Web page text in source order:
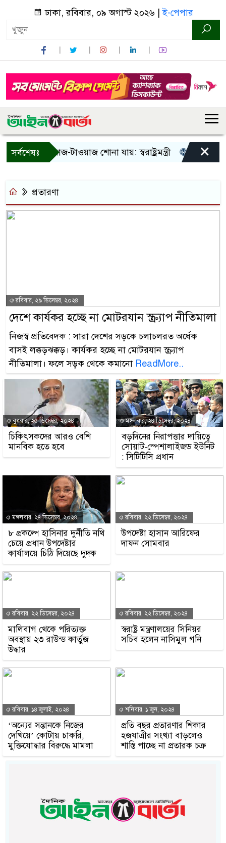
ঢাকা, রবিবার, ০৯ অগাস্ট ২০২৬ |ই-পেপার
সর্বশেষঃ
শুধু আওয়াজ-টাওয়াজ শোনা যায়: স্বরাষ্ট্রমন্ত্রী তিন দিনের
×
প্রতারণা
রবিবার, ২৯ ডিসেম্বর, ২০২৪
দেশে কার্যকর হচ্ছে না মোটরযান স্ক্র্যাপ নীতিমালা
নিজস্ব প্রতিবেদক : সারা দেশের সড়কে চলাচলরত অর্ধেক
বাসই লক্কড়ঝক্কড়। কার্যকর হচ্ছে না মোটরযান স্ক্র্যাপ
নীতিমালা। ফলে সড়ক থেকে কমানো ReadMore..
বুধবার, ২৫ ডিসেম্বর, ২০২৪
চিকিৎসকদের আরও বেশি
মানবিক হতে হবে
মঙ্গলবার, ২৪ ডিসেম্বর, ২০২৪
বড়দিনের নিরাপত্তার দায়িত্বে
সোয়াট-স্পেশালাইজড ইউনিট
: সিটিটিসি প্রধান
মঙ্গলবার, ২৪ ডিসেম্বর, ২০২৪
৮ প্রকল্পে হাসিনার দুর্নীতি নথি
চেয়ে প্রধান উপদেষ্টার
কার্যালয়ে চিঠি দিয়েছে দুদক
রবিবার, ২২ ডিসেম্বর, ২০২৪
উপদেষ্টা হাসান আরিফের
দাফন সোমবার
রবিবার, ২২ ডিসেম্বর, ২০২৪
মালিবাগ থেকে পরিত্যক্ত
অবস্থায় ২৩ রাউন্ড কার্তুজ
উদ্ধার
রবিবার, ২২ ডিসেম্বর, ২০২৪
স্বরাষ্ট্র মন্ত্রণালয়ের সিনিয়র
সচিব হলেন নাসিমুল গনি
রবিবার, ১৪ জুলাই, ২০২৪
‘অন্যের সন্তানকে নিজের
দেখিয়ে’ কোটায় চাকরি,
মুক্তিযোদ্ধার বিরুদ্ধে মামলা
শনিবার, ১ জুন, ২০২৪
প্রতি বছর প্রতারণার শিকার
হজযাত্রীর সংখ্যা বাড়লেও
শাস্তি পাচ্ছে না প্রতারক চক্র